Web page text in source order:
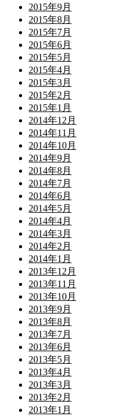
2015年9月
2015年8月
2015年7月
2015年6月
2015年5月
2015年4月
2015年3月
2015年2月
2015年1月
2014年12月
2014年11月
2014年10月
2014年9月
2014年8月
2014年7月
2014年6月
2014年5月
2014年4月
2014年3月
2014年2月
2014年1月
2013年12月
2013年11月
2013年10月
2013年9月
2013年8月
2013年7月
2013年6月
2013年5月
2013年4月
2013年3月
2013年2月
2013年1月